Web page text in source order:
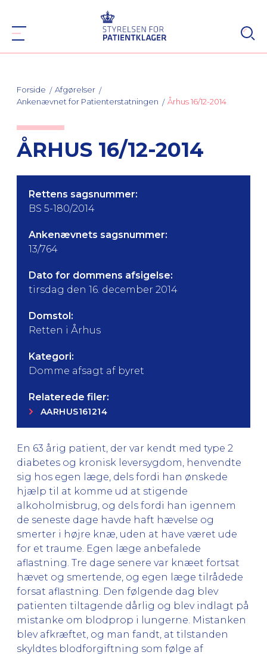
Forside
Afgørelser
Ankenævnet for Patienterstatningen
Århus 16/12-2014
ÅRHUS 16/12-2014
Rettens sagsnummer:
BS 5-180/2014
Ankenævnets sagsnummer:
13/764
Dato for dommens afsigelse:
tirsdag den 16. december 2014
Domstol:
Retten i Århus
Kategori:
Domme afsagt af byret
Relaterede filer:
AARHUS161214
En 63 årig patient, der var kendt med type 2
diabetes og kronisk leversygdom, henvendte
sig hos egen læge, dels fordi han ønskede
hjælp til at komme ud at stigende
alkoholmisbrug, og dels fordi han igennem
de seneste dage havde haft hævelse og
smerter i højre knæ, uden at have været ude
for et traume. Egen læge anbefalede
aflastning. Tre dage senere var knæet fortsat
hævet og smertende, og egen læge tilrådede
forsat aflastning. Den følgende dag blev
patienten tiltagende dårlig og blev indlagt på
mistanke om blodprop i lungerne. Mistanken
blev afkræftet, og man fandt, at tilstanden
skyldtes blodforgiftning som følge af